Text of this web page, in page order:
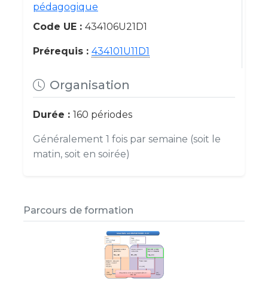
pédagogique
Code UE : 434106U21D1
Prérequis : 434101U11D1
Organisation
Durée : 160 périodes
Généralement 1 fois par semaine (soit le
matin, soit en soirée)
Parcours de formation